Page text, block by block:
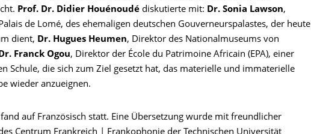
Prof. Dr. Didier Houénoudé diskutierte mit: Dr. Sonia Lawson,
de Lomé, des ehemaligen deutschen Gouverneurspalastes, der heute
dient, Dr. Hugues Heumen, Direktor des Nationalmuseums von
Dr. Franck Ogou, Direktor der École du Patrimoine Africain (EPA), einer
Schule, die sich zum Ziel gesetzt hat, das materielle und immaterielle
wieder anzueignen.
auf Französisch statt. Eine Übersetzung wurde mit freundlicher